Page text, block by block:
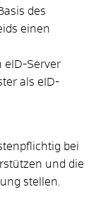
des
einen
eID-Server
als eID-
bei
und die
stellen.